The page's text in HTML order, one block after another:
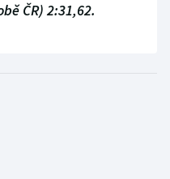
ČR) 2:31,62.